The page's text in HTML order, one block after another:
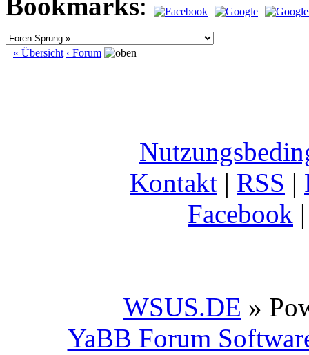
« Übersicht ‹ Forum
Kontakt | RSS |
Facebook
WSUS.DE »
YaBB Forum